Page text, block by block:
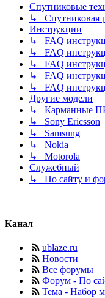
Спутниковые
↳ Спутниковая
Инструкции
↳ FAQ
↳ FAQ
↳ FAQ
↳ FAQ
↳ FAQ
Другие модели
↳ Карманные
↳ Sony Ericsson
↳ Samsung
↳ Nokia
↳ Motorola
Служебный
↳ По сайту и
Канал
ublaze.ru
Новости
Все форумы
Форум - По
Тема - Набор